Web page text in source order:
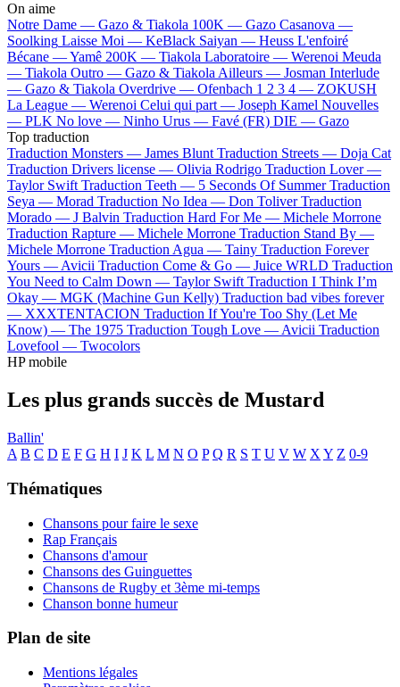
On aime
Notre Dame — Gazo & Tiakola 100K — Gazo Casanova —
Soolking Laisse Moi — KeBlack Saiyan — Heuss L'enfoiré
Bécane —Yamê 200K — Tiakola Laboratoire — Werenoi Meuda
— Tiakola Outro — Gazo & TiakolaAilleurs — Josman Interlude
— Gazo & Tiakola Overdrive — Ofenbach 1 2 3 4 — ZOKUSH
La League — Werenoi Celui qui part — Joseph Kamel Nouvelles
— PLK No love — Ninho Urus — Favé (FR) DIE — Gazo
Top traduction
Traduction Monsters — James Blunt Traduction Streets — Doja Cat
Traduction Drivers license — Olivia Rodrigo Traduction Lover —
Taylor Swift Traduction Teeth — 5 Seconds Of Summer Traduction
Seya — Morad Traduction No Idea — Don Toliver Traduction
Morado — J Balvin Traduction Hard For Me — Michele Morrone
Traduction Rapture — Michele Morrone Traduction Stand By —
Michele Morrone Traduction Agua — Tainy Traduction Forever
Yours —Avicii Traduction Come & Go — Juice WRLD Traduction
You Need to Calm Down — Taylor Swift Traduction I Think I’m
Okay — MGK (Machine Gun Kelly) Traduction bad vibes forever
— XXXTENTACION Traduction If You're Too Shy (Let Me
Know) — The 1975 Traduction Tough Love —Avicii Traduction
Lovefool — Twocolors
HP mobile
Les plus grands succès de Mustard
Ballin'
A B C D E F G H I J K L M N O P Q R S T U V W X Y Z 0-9
Thématiques
Chansons pour faire le sexe
Rap Français
Chansons d'amour
Chansons des Guinguettes
Chansons de Rugby et 3ème mi-temps
Chanson bonne humeur
Plan de site
Mentions légales